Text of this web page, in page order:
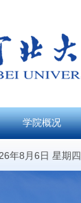
学院概况
年8月6日 星期四